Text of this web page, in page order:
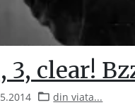
3, clear!
din viata...